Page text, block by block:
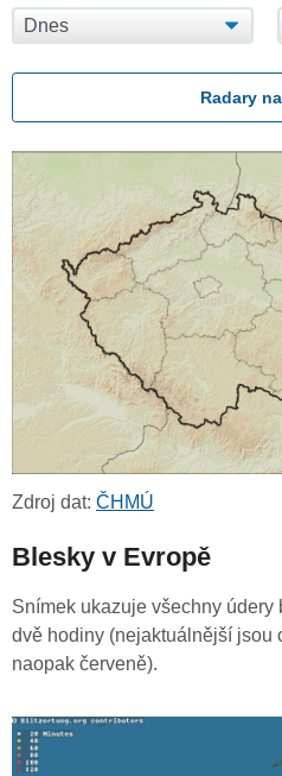
Radary
Zdroj dat: ČHMÚ
Blesky v Evropě
Snímek ukazuje všechny
dvě hodiny (nejaktuálnější jsou
naopak červeně).